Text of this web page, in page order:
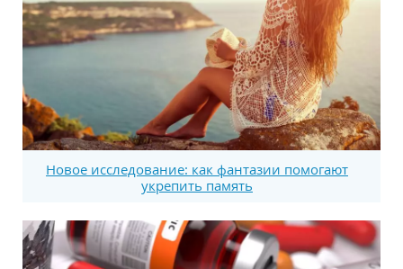
Новое исследование: как фантазии помогают
укрепить память